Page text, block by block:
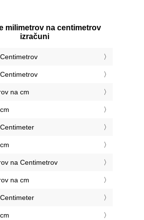
milimetrov na centimetrov
izračuni
na cm
na Centimetrov
na cm